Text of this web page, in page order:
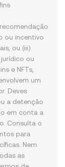
ou incentivo
ou (iii)
ou
e NFTs,
um
Deves
a detenção
em conta a
Consulta o
para
Nem
as